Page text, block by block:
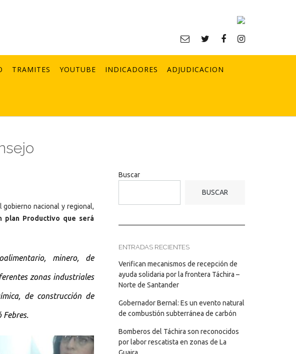
TRAMITES YOUTUBE INDICADORES ADJUDICACION
gobierno nacional y regional,
plan Productivo que será
minero, de
zonas industriales
de construcción de
Buscar
BUSCAR
ENTRADAS RECIENTES
Verifican mecanismos de recepción de
ayuda solidaria por la frontera Táchira –
Norte de Santander
Gobernador Bernal: Es un evento natural
de combustión subterránea de carbón
Bomberos del Táchira son reconocidos
por labor rescatista en zonas de La